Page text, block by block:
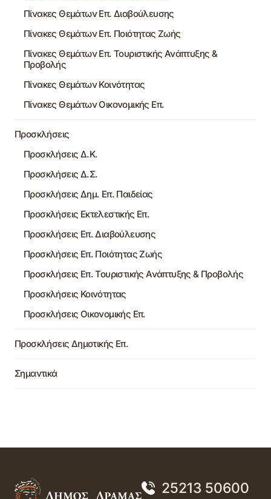
Πίνακες Θεμάτων Επ. Διαβούλευσης
Πίνακες Θεμάτων Επ. Ποιότητας Ζωής
Πίνακες Θεμάτων Επ. Τουριστικής Ανάπτυξης &
Προβολής
Πίνακες Θεμάτων Κοινότητας
Πίνακες Θεμάτων Οικονομικής Επ.
Προσκλήσεις
Προσκλήσεις Δ.Κ.
Προσκλήσεις Δ.Σ.
Προσκλήσεις Δημ. Επ. Παιδείας
Προσκλήσεις Εκτελεστικής Επ.
Προσκλήσεις Επ. Διαβούλευσης
Προσκλήσεις Επ. Ποιότητας Ζωής
Προσκλήσεις Επ. Τουριστικής Ανάπτυξης & Προβολής
Προσκλήσεις Κοινότητας
Προσκλήσεις Οικονομικής Επ.
Προσκλήσεις Δημοτικής Επ.
Σημαντικά
25213 50600